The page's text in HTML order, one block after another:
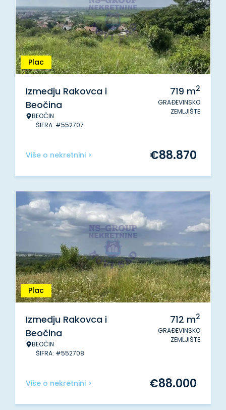
Plac
Izmedju Rakovca i
Beočina
BEOČIN
ŠIFRA: #552707
719 m2
GRAĐEVINSKO
ZEMLJIŠTE
Više o nekretnini > €88.870
Plac
Izmedju Rakovca i
Beočina
BEOČIN
ŠIFRA: #552708
712 m2
GRAĐEVINSKO
ZEMLJIŠTE
Više o nekretnini > €88.000